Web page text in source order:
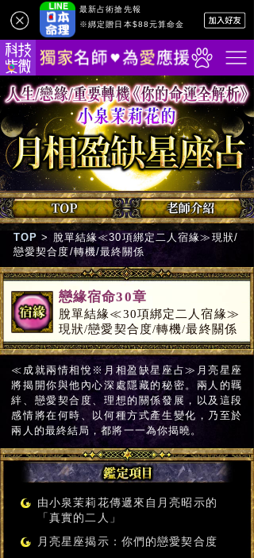
最新占術搶先報
※綁定贈日本$88元算命金
TOP > 脫單結緣≪30項綁定二人宿緣≫現狀/
戀愛契合度/轉機/最終關係
戀緣宿命30章
脫單結緣≪30項綁定二人宿緣≫
現狀/戀愛契合度/轉機/最終關係
≪成就兩情相悅※月相盈缺星座占≫月亮星座
將揭開你與他內心深處隱藏的秘密。兩人的羈
絆、戀愛契合度、理想的關係發展，以及這段
感情將在何時、以何種方式產生變化，乃至於
兩人的最終結局，都將一一為你揭曉。
由小泉茉莉花傳遞來自月亮昭示的
「真實的二人」
月亮星座揭示：你們的戀愛契合度